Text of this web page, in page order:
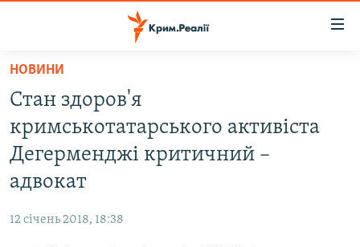
Перейти
основного
матеріалу
Перейти
до
основної
Перейти
ВОДА.КРИМ
ВІДЕО ТА ФОТО
НОВИНИ
Стан здоров'я
кримськотатарського активіста
Дегерменджі критичний –
адвокат
12 січень 2018, 18:38